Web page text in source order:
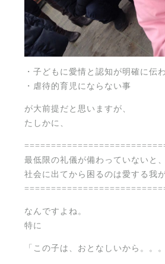
・子どもに愛情と認知が明確に伝
・虐待的育児にならない事
が大前提だと思いますが、
たしかに、
最低限の礼儀が備わっていないと、
社会に出てから困るのは愛する我
なんですよね。
特に
「この子は、おとなしいから。。。